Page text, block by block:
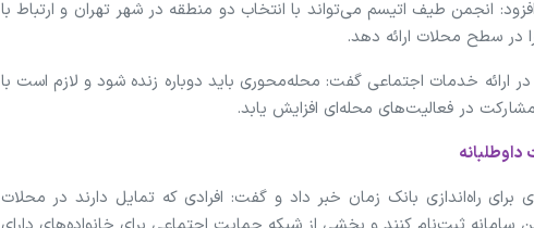
انجمن طیف اتیسم می‌تواند با انتخاب دو منطقه در شهر تهران و ارتباط با
سطح محلات ارائه دهد.
ارائه خدمات اجتماعی گفت: محله‌محوری باید دوباره زنده شود و لازم است با
در فعالیت‌های محله‌ای افزایش یابد.
برای راه‌اندازی بانک زمان خبر داد و گفت: افرادی که تمایل دارند در محلات